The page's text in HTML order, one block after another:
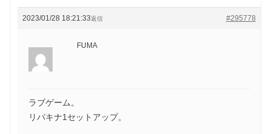
2023/01/28 18:21:33 #295778
返信
FUMA
ラブゲーム。
リバキナ1セットアップ。